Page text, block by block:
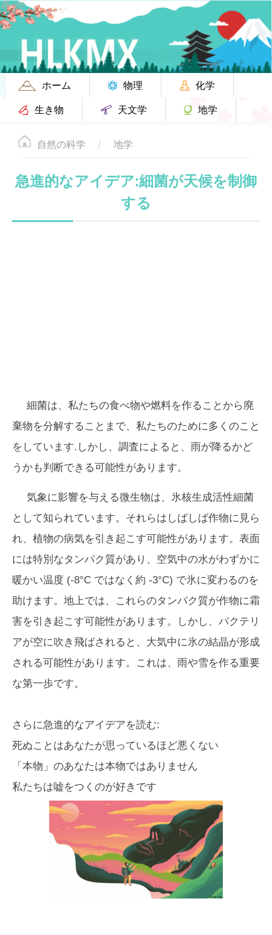
ホーム 物理
化学
生き物
天文学 地学
自然の科学 地学
急進的なアイデア:細菌が天候を制御
する
細菌は、私たちの食べ物や燃料を作ることから廃
棄物を分解することまで、私たちのために多くのこと
をしています.しかし、調査によると、雨が降るかど
うかも判断できる可能性があります。
気象に影響を与える微生物は、氷核生成活性細菌
として知られています。それらはしばしば作物に見ら
れ、植物の病気を引き起こす可能性があります。表面
には特別なタンパク質があり、空気中の水がわずかに
暖かい温度 (-8°C ではなく約 -3°C) で氷に変わるのを
助けます。地上では、これらのタンパク質が作物に霜
害を引き起こす可能性があります。しかし、バクテリ
アが空に吹き飛ばされると、大気中に氷の結晶が形成
される可能性があります。これは、雨や雪を作る重要
な第一歩です。
さらに急進的なアイデアを読む:
死ぬことはあなたが思っているほど悪くない
「本物」のあなたは本物ではありません
私たちは嘘をつくのが好きです